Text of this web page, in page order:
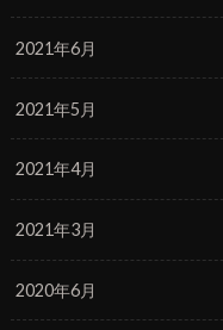
2021年6月
2021年5月
2021年4月
2021年3月
2020年6月